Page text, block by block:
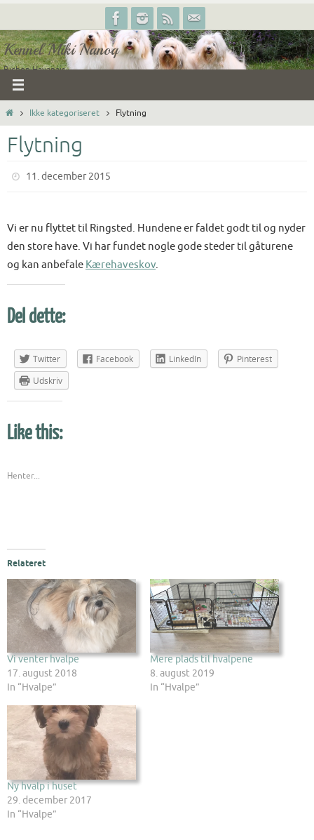
to
content
Kennel Miki Nanoq
Bichon Havanais
HomeIkke kategoriseret Flytning
Flytning
11. december 2015
Vi er nu flyttet til Ringsted. Hundene er faldet godt til og nyder
den store have. Vi har fundet nogle gode steder til gåturene
og kan anbefale Kærehaveskov.
Del dette:
Twitter Facebook LinkedIn
Pinterest
Udskriv
Like this:
Henter...
Relateret
Vi venter hvalpe
17. august 2018
In “Hvalpe”
Mere plads til hvalpene
8. august 2019
In “Hvalpe”
Ny hvalp i huset
29. december 2017
In “Hvalpe”